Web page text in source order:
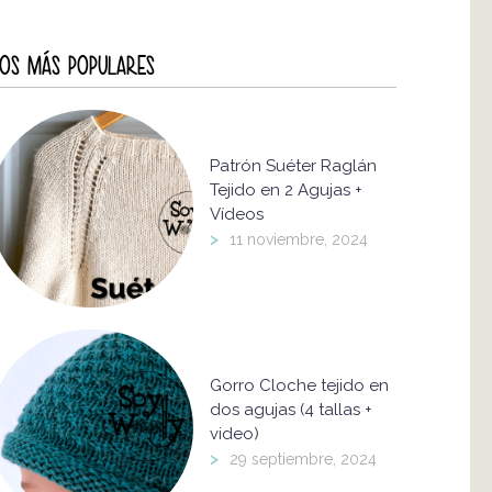
MÁS POPULARES
Patrón Suéter Raglán
Tejido en 2 Agujas +
Vídeos
> 11 noviembre, 2024
Gorro Cloche tejido en
dos agujas (4 tallas +
video)
> 29 septiembre, 2024